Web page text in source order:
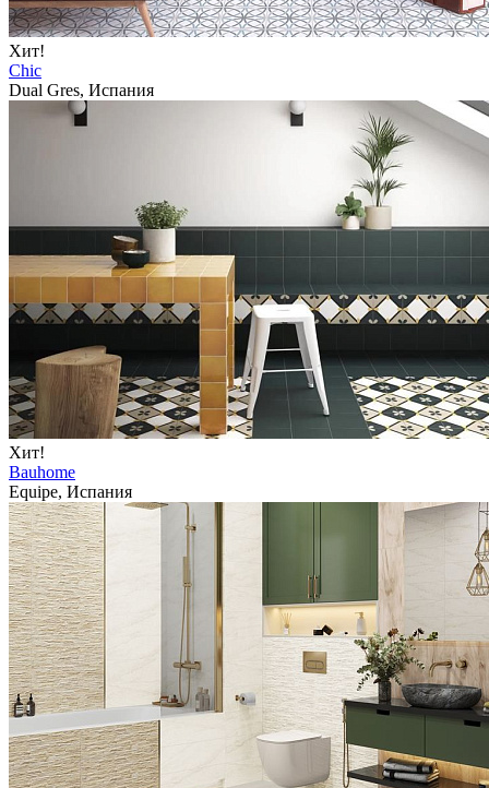
Хит!
Chic
Dual Gres, Испания
Хит!
Bauhome
Equipe, Испания